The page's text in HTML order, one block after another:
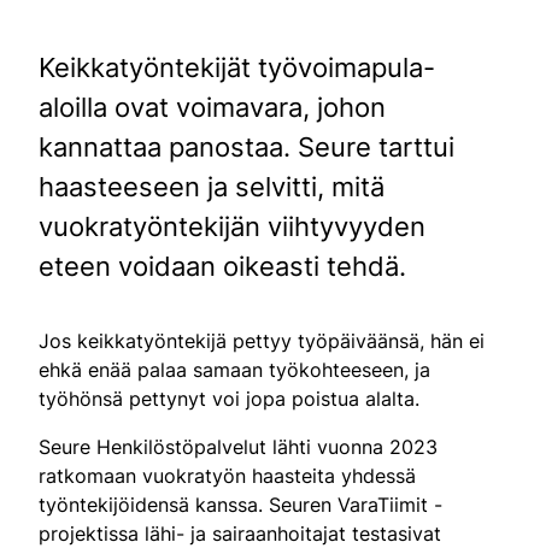
Keikkatyöntekijät työvoimapula-
aloilla ovat voimavara, johon
kannattaa panostaa. Seure tarttui
haasteeseen ja selvitti, mitä
vuokratyöntekijän viihtyvyyden
eteen voidaan oikeasti tehdä.
Jos keikkatyöntekijä pettyy työpäiväänsä, hän ei
ehkä enää palaa samaan työkohteeseen, ja
työhönsä pettynyt voi jopa poistua alalta.
Seure Henkilöstöpalvelut lähti vuonna 2023
ratkomaan vuokratyön haasteita yhdessä
työntekijöidensä kanssa. Seuren VaraTiimit -
projektissa lähi- ja sairaanhoitajat testasivat